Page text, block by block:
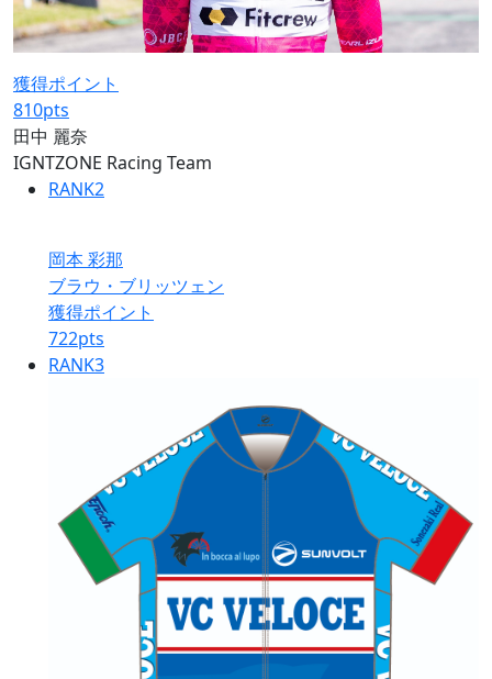
獲得ポイント
810pts
田中 麗奈
IGNTZONE Racing Team
RANK2
岡本 彩那
ブラウ・ブリッツェン
獲得ポイント
722pts
RANK3